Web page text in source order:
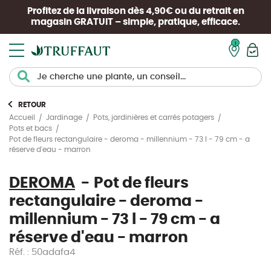
Profitez de la livraison dès 4,90€ ou du retrait en
magasin GRATUIT – simple, pratique, efficace.
RETOUR
Accueil
Jardinage
Pots, jardinières et carrés potagers
Pots et bacs
Pot de fleurs rectangulaire - deroma - millennium - 73 l - 79 cm - a
réserve d'eau - marron
DEROMA
Pot de fleurs
rectangulaire - deroma -
millennium - 73 l - 79 cm - a
réserve d'eau - marron
Réf. : 50adafa4